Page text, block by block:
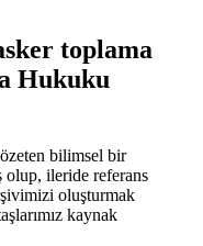
toplama
Hukuku
bilimsel bir
olup, ileride referans
oluşturmak
kaynak